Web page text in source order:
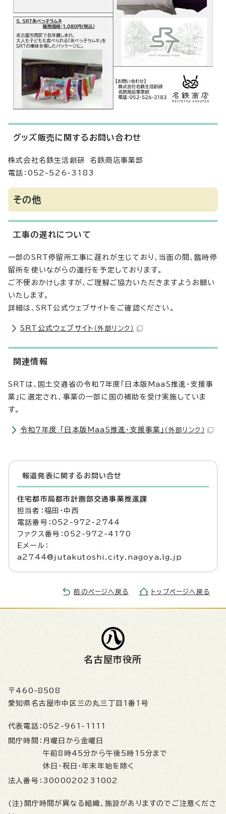
グッズ販売に関するお問い合わせ
株式会社名鉄生活創研 名鉄商店事業部
電話：052-526-3183
その他
工事の遅れについて
一部のSRT停留所工事に遅れが生じており、当面の間、臨時停
留所を使いながらの運行を予定しております。
ご不便おかけしますが、ご理解ご協力いただきますようお願い
いたします。
詳細は、SRT公式ウェブサイトをご確認ください。
SRT公式ウェブサイト （外部リンク）
関連情報
SRTは、国土交通省の令和7年度「日本版MaaS推進・支援事
業」に選定され、事業の一部に国の補助を受け実施していま
す。
令和7年度 「日本版MaaS推進・支援事業」 （外部リンク）
報道発表に関するお問い合せ
住宅都市局都市計画部交通事業推進課
担当者：福田・中西
電話番号：052-972-2744
ファクス番号：052-972-4170
Eメール：
a2744@jutakutoshi.city.nagoya.lg.jp
前のページへ戻る トップページへ戻る
名古屋市役所
〒460-8508
愛知県名古屋市中区三の丸三丁目1番1号
代表電話： 052-961-1111
開庁時間： 月曜日から金曜日
午前8時45分から午後5時15分まで
休日・祝日・年末年始を除く
法人番号： 3000020231002
(注)開庁時間が異なる組織、施設がありますのでご注意くださ